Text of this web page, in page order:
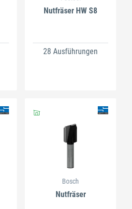
Nutfräser HW S8
28 Ausführungen
Bosch
Nutfräser